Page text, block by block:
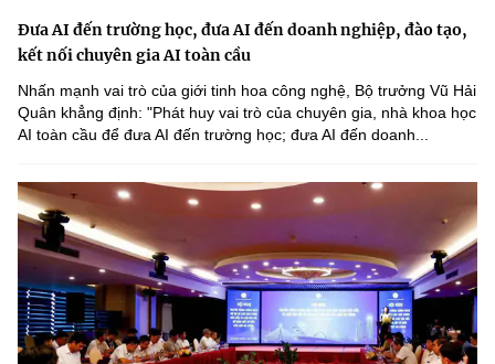
Liên hệ
Địa chỉ: Ban Biên tập Cổng TTĐT - 18 Nguyễn Du, TP. Hà Nội
Điện thoại: 024 3936 9506
Email:stc@mst.gov.vn
©2026 Bản quyền thuộc Bộ Khoa Học và Công Nghệ
website này)
Đưa AI đến trường học, đưa AI đến doanh nghiệp, đào tạo,
kết nối chuyên gia AI toàn cầu
Nhấn mạnh vai trò của giới tinh hoa công nghệ, Bộ trưởng Vũ Hải
Quân khẳng định: "Phát huy vai trò của chuyên gia, nhà khoa học
AI toàn cầu để đưa AI đến trường học; đưa AI đến doanh...